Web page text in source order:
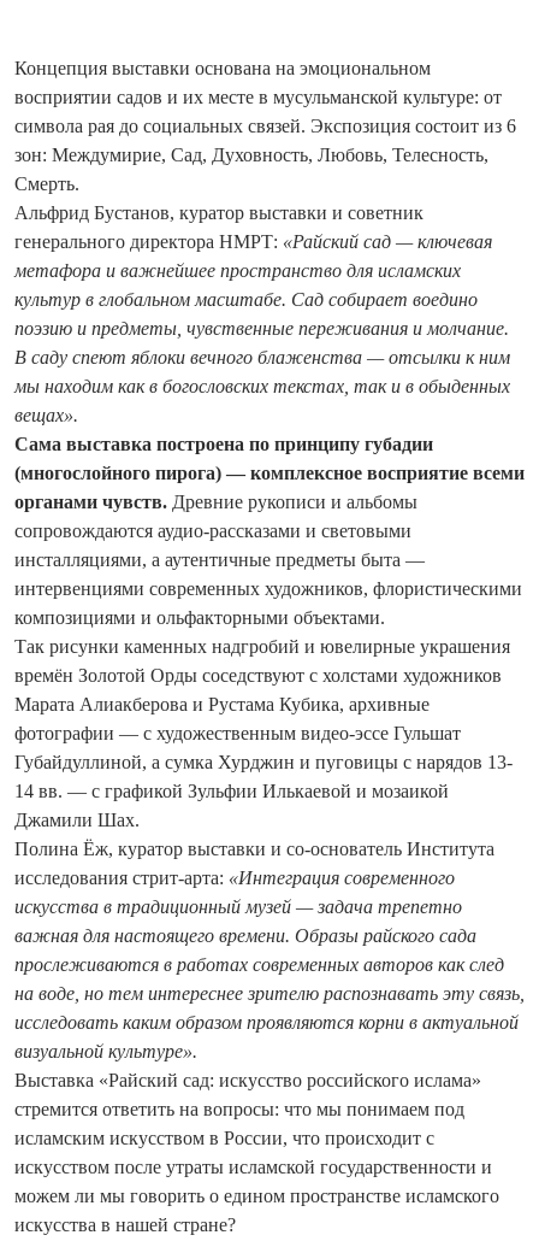
Концепция выставки основана на эмоциональном
восприятии садов и их месте в мусульманской культуре: от
символа рая до социальных связей. Экспозиция состоит из 6
зон: Междумирие, Сад, Духовность, Любовь, Телесность,
Смерть.
Альфрид Бустанов, куратор выставки и советник
генерального директора НМРТ: «Райский сад — ключевая
метафора и важнейшее пространство для исламских
культур в глобальном масштабе. Сад собирает воедино
поэзию и предметы, чувственные переживания и молчание.
В саду спеют яблоки вечного блаженства — отсылки к ним
мы находим как в богословских текстах, так и в обыденных
вещах».
Сама выставка построена по принципу губадии
(многослойного пирога) — комплексное восприятие всеми
органами чувств. Древние рукописи и альбомы
сопровождаются аудио-рассказами и световыми
инсталляциями, а аутентичные предметы быта —
интервенциями современных художников, флористическими
композициями и ольфакторными объектами.
Так рисунки каменных надгробий и ювелирные украшения
времён Золотой Орды соседствуют с холстами художников
Марата Алиакберова и Рустама Кубика, архивные
фотографии — с художественным видео-эссе Гульшат
Губайдуллиной, а сумка Хурджин и пуговицы с нарядов 13-
14 вв. — с графикой Зульфии Илькаевой и мозаикой
Джамили Шах.
Полина Ёж, куратор выставки и со-основатель Института
исследования стрит-арта: «Интеграция современного
искусства в традиционный музей — задача трепетно
важная для настоящего времени. Образы райского сада
прослеживаются в работах современных авторов как след
на воде, но тем интереснее зрителю распознавать эту связь,
исследовать каким образом проявляются корни в актуальной
визуальной культуре».
Выставка «Райский сад: искусство российского ислама»
стремится ответить на вопросы: что мы понимаем под
исламским искусством в России, что происходит с
искусством после утраты исламской государственности и
можем ли мы говорить о едином пространстве исламского
искусства в нашей стране?